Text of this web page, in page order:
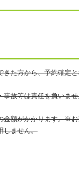
た方から、予約確定
故等は責任を負いま
金額がかかります。※
しません。